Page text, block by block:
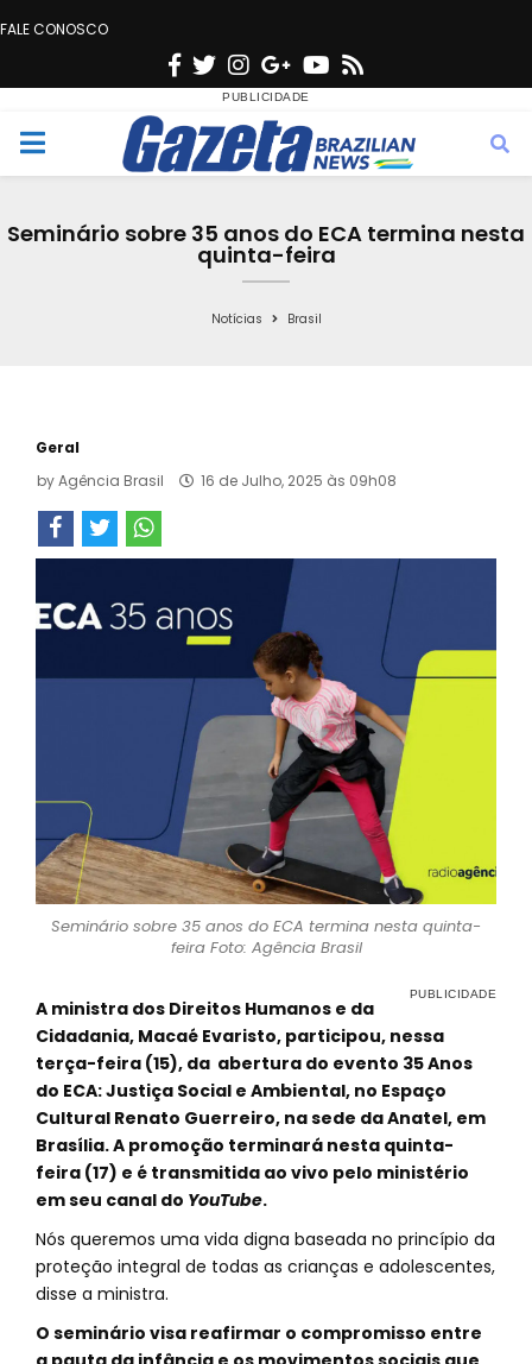
FALE CONOSCO
F
c
e
o
T
w
i
t
e
n
s
t
g
r
a
G
o
o
g
e
Y
u
t
b
s
M
Seminário sobre 35 anos do ECA termina nesta
quinta-feira
Notícias Brasil
Geral
byAgência Brasil 16 de Julho, 2025 às 09h08
Seminário sobre 35 anos do ECA termina nesta quinta-
feira Foto: Agência Brasil
A ministra dos Direitos Humanos e da
Cidadania, Macaé Evaristo, participou, nessa
terça-feira (15), da abertura do evento 35 Anos
do ECA: Justiça Social e Ambiental, no Espaço
Cultural Renato Guerreiro, na sede da Anatel, em
Brasília. A promoção terminará nesta quinta-
feira (17) e é transmitida ao vivo pelo ministério
em seu canal do YouTube.
Nós queremos uma vida digna baseada no princípio da
proteção integral de todas as crianças e adolescentes,
disse a ministra.
O seminário visa reafirmar o compromisso entre